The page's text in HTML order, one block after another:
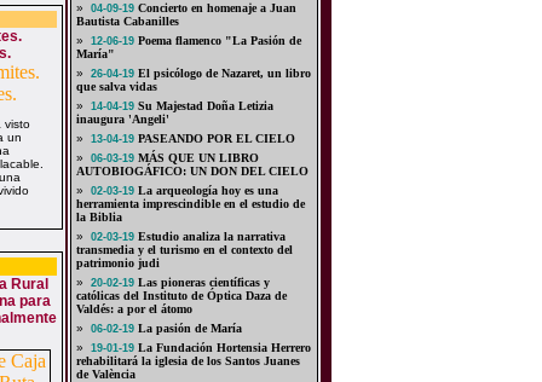
visto
un
Rural
para
»
04-09-19Concierto en homenaje a Juan
Bautista Cabanilles
»
12-06-19Poema flamenco "La Pasión de
María"
»
26-04-19El psicólogo de Nazaret, un libro
que salva vidas
»
14-04-19Su Majestad Doña Letizia
inaugura 'Angeli'
»
13-04-19PASEANDO POR EL CIELO
»
06-03-19MÁS QUE UN LIBRO
AUTOBIOGÁFICO: UN DON DEL CIELO
»
02-03-19La arqueología hoy es una
herramienta imprescindible en el estudio de
la Biblia
»
02-03-19Estudio analiza la narrativa
transmedia y el turismo en el contexto del
patrimonio judi
»
20-02-19Las pioneras científicas y
católicas del Instituto de Óptica Daza de
Valdés: a por el átomo
»
06-02-19La pasión de María
»
19-01-19La Fundación Hortensia Herrero
rehabilitará la iglesia de los Santos Juanes
de València